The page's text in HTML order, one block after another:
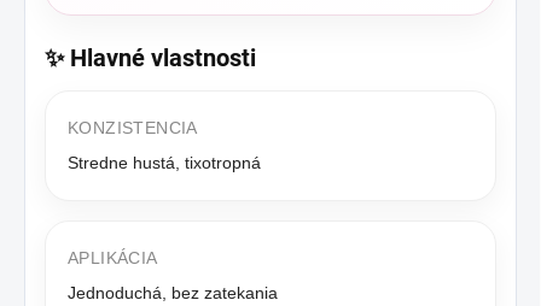
✨ Hlavné vlastnosti
KONZISTENCIA
Stredne hustá, tixotropná
APLIKÁCIA
Jednoduchá, bez zatekania